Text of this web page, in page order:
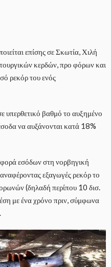
επίσης σε Σκωτία, Χιλή
κερδών, προ φόρων και
ρεκόρ του ενός
υπερθετικό βαθμό το αυξημένο
να αυξάνονται κατά 18%
εσόδων στη νορβηγική
εξαγωγές ρεκόρ το
(δηλαδή περίπου 10 δισ.
με ένα χρόνο πριν, σύμφωνα